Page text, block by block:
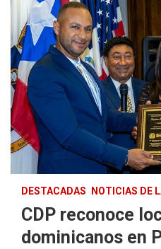
DESTACADAS NOTICIAS DE
CDP reconoce
dominicanos en